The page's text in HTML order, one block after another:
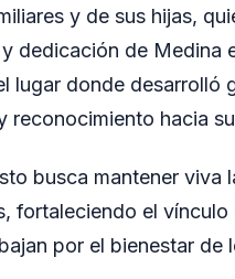
y de sus hijas,
dedicación de Medina
lugar donde desarrolló
reconocimiento hacia
busca mantener viva
fortaleciendo el
por el bienestar de